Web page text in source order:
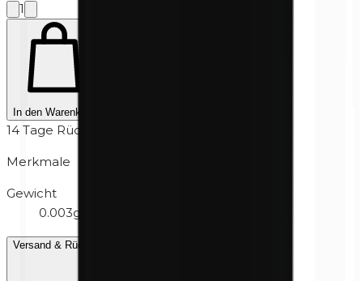
1
In den Warenkorb
14 Tage Rückgabe
Merkmale
Gewicht
0.003g
Versand & Rückgabe